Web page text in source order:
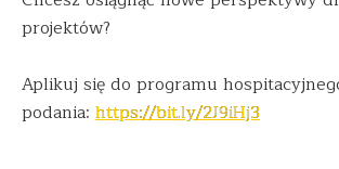
projektów?
Aplikuj się do programu
podania: https://bit.ly/2J9iHj3